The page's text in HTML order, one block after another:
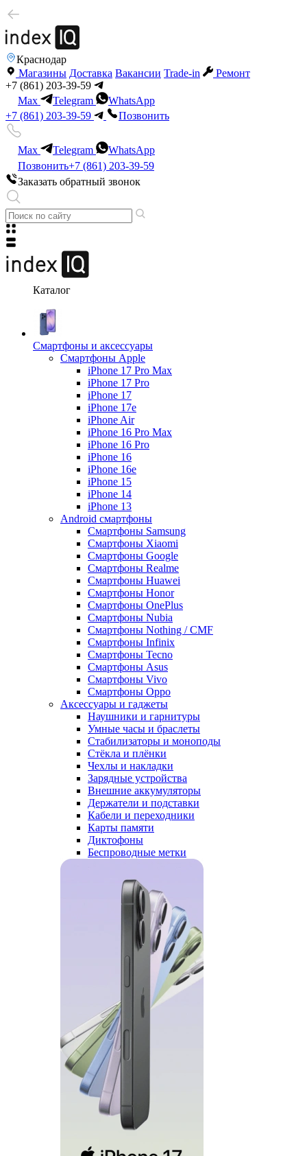
Краснодар
Магазины Доставка Вакансии Trade-in
Ремонт
+7 (861) 203-39-59
Max
Telegram
WhatsApp
+7 (861) 203-39-59
Позвонить
Max Telegram
WhatsApp
Позвонить+7 (861) 203-39-59
Заказать обратный звонок
Каталог
Смартфоны и аксессуары
Смартфоны Apple
iPhone 17 Pro Max
iPhone 17 Pro
iPhone 17
iPhone 17e
iPhone Air
iPhone 16 Pro Max
iPhone 16 Pro
iPhone 16
iPhone 16e
iPhone 15
iPhone 14
iPhone 13
Android cмартфоны
Смартфоны Samsung
Смартфоны Xiaomi
Смартфоны Google
Смартфоны Realme
Смартфоны Huawei
Смартфоны Honor
Смартфоны OnePlus
Смартфоны Nubia
Смартфоны Nothing / CMF
Смартфоны Infinix
Смартфоны Tecno
Смартфоны Asus
Смартфоны Vivo
Смартфоны Oppo
Аксессуары и гаджеты
Наушники и гарнитуры
Умные часы и браслеты
Стабилизаторы и моноподы
Стёкла и плёнки
Чехлы и накладки
Зарядные устройства
Внешние аккумуляторы
Держатели и подставки
Кабели и переходники
Карты памяти
Диктофоны
Беспроводные метки